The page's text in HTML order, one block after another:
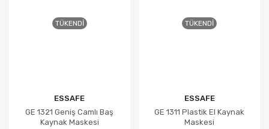
TÜKENDI
ESSAFE
GE 1321 Geniş Camlı Baş
Kaynak Maskesi
TÜKENDI
ESSAFE
GE 1311 Plastik El Kaynak
Maskesi